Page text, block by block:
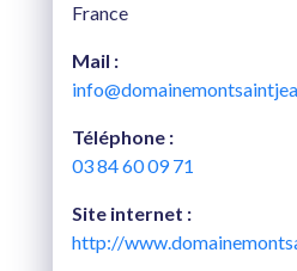
France
Mail :
Téléphone :
03 84 60 09 71
Site internet :
http://